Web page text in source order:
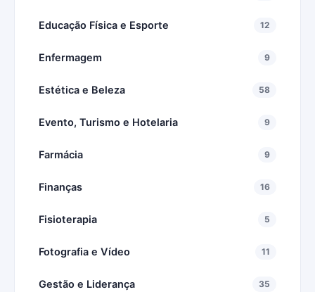
Educação Física e Esporte 12
Enfermagem 9
Estética e Beleza 58
Evento, Turismo e Hotelaria 9
Farmácia 9
Finanças 16
Fisioterapia 5
Fotografia e Vídeo 11
Gestão e Liderança 35